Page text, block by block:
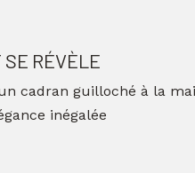
RÉVÈLE
cadran guilloché à la
inégalée